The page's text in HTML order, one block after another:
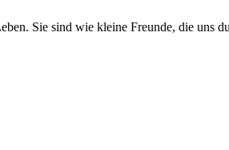
‍Sie‍ sind wie kleine Freunde, die uns